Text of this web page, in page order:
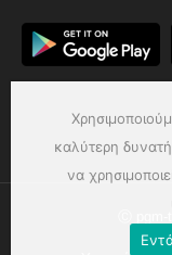
καλύτερη
να
Ⓒ pgm-